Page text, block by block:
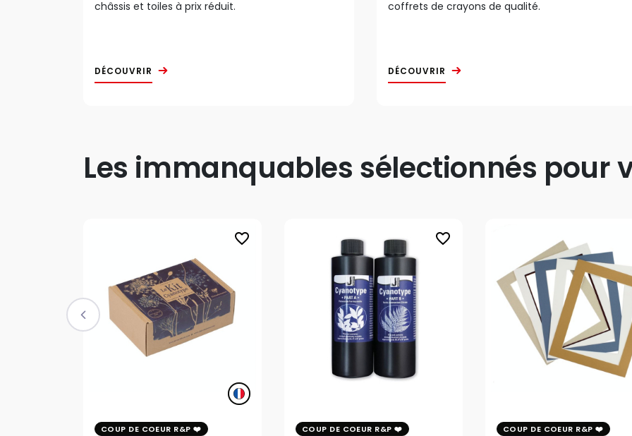
châssis et toiles à prix réduit.
DÉCOUVRIR
coffrets de crayons de qualité.
DÉCOUVRIR
Les immanquables sélectionnés pour
favorite_border
COUP DE COEUR R&P
favorite_border
COUP DE COEUR R&P
COUP DE COEUR R&P